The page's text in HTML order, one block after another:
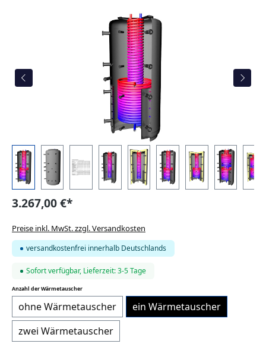
Bildergalerie überspringen
3.267,00 €*
Preise inkl. MwSt. zzgl. Versandkosten
versandkostenfrei innerhalb Deutschlands
Sofort verfügbar, Lieferzeit: 3-5 Tage
Anzahl der Wärmetauscherauswählen
ohne Wärmetauscher
ein Wärmetauscher
zwei Wärmetauscher